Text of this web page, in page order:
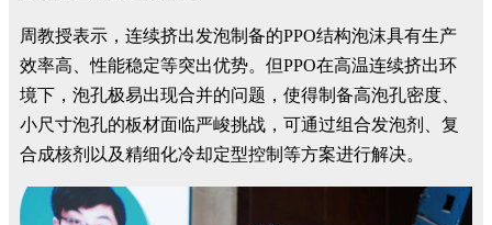
周教授表示，连续挤出发泡制备的PPO结构泡沫具有生产
效率高、性能稳定等突出优势。但PPO在高温连续挤出环
境下，泡孔极易出现合并的问题，使得制备高泡孔密度、
小尺寸泡孔的板材面临严峻挑战，可通过组合发泡剂、复
合成核剂以及精细化冷却定型控制等方案进行解决。